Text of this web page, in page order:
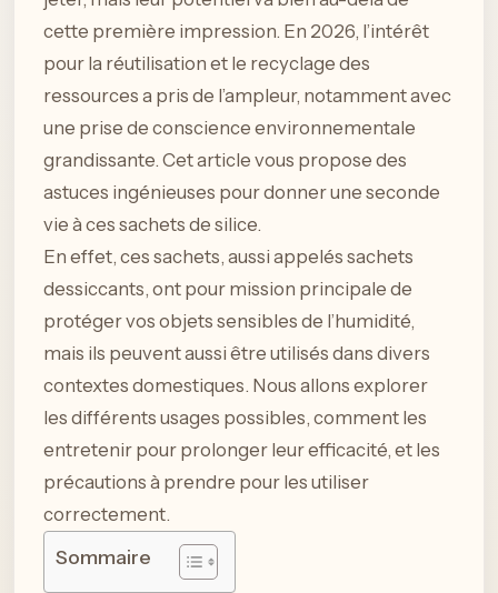
cette première impression. En 2026, l’intérêt
pour la réutilisation et le recyclage des
ressources a pris de l’ampleur, notamment avec
une prise de conscience environnementale
grandissante. Cet article vous propose des
astuces ingénieuses pour donner une seconde
vie à ces sachets de silice.
En effet, ces sachets, aussi appelés sachets
dessiccants, ont pour mission principale de
protéger vos objets sensibles de l’humidité,
mais ils peuvent aussi être utilisés dans divers
contextes domestiques. Nous allons explorer
les différents usages possibles, comment les
entretenir pour prolonger leur efficacité, et les
précautions à prendre pour les utiliser
correctement.
Sommaire